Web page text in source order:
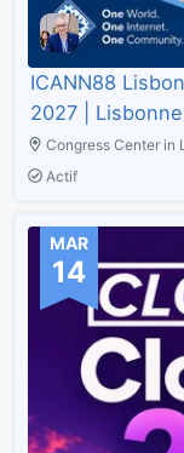
ICANN88
2027 |
Congress Center in
Actif
MAR
14